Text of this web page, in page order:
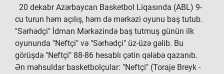
20 dekabr Azərbaycan Basketbol Liqasında (ABL) 9-
cu turun həm açılış, həm də mərkəzi oyunu baş tutub.
"Sərhədçi" İdman Mərkəzində baş tutmuş günün ilk
oyununda "Neftçi" və "Sərhədçi" üz-üzə gəlib. Bu
görüşdə "Neftçi" 88-86 hesablı çətin qələbə qazanıb.
Ən məhsuldar basketbolçular: "Neftçi" (Toraje Breyk -